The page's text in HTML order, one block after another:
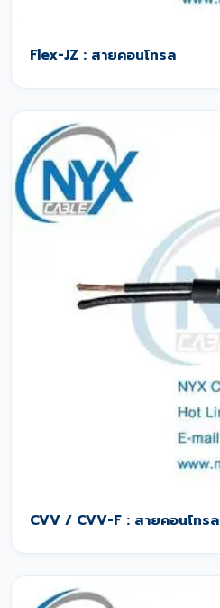
Flex-JZ : สายคอนโทรล
CVV / CVV-F : สายคอนโทรล